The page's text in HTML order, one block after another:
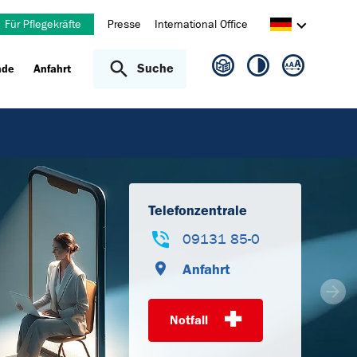
Für Pflegekräfte Presse International Office
Anfahrt Suche
Telefonzentrale
09131 85-0
Anfahrt
Notfall